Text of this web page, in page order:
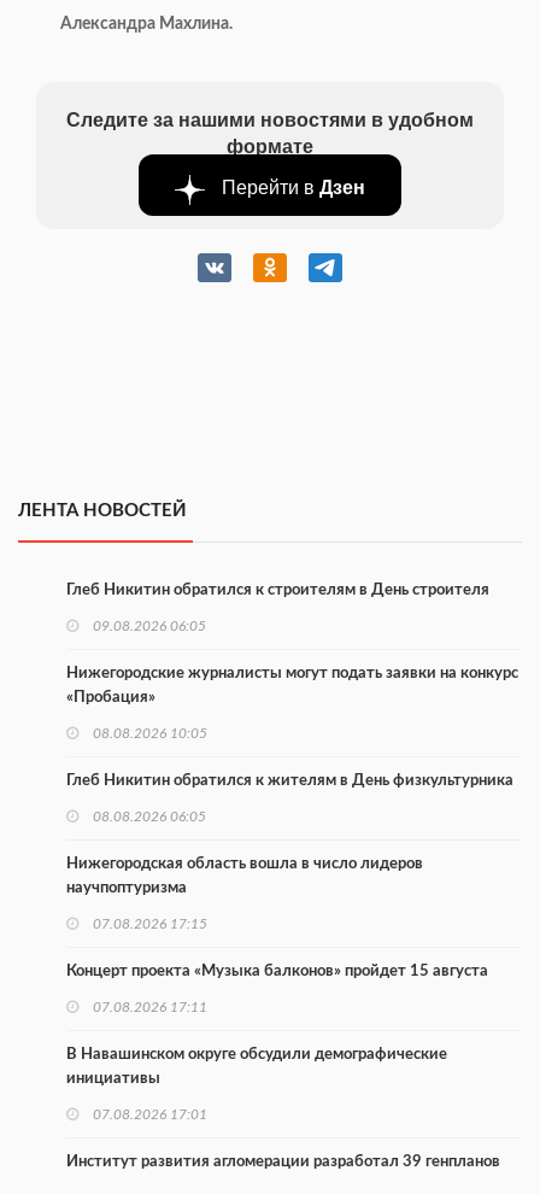
Александра Махлина.
Следите за нашими новостями в удобном
формате
Перейти в Дзен
ЛЕНТА НОВОСТЕЙ
Глеб Никитин обратился к строителям в День строителя
09.08.2026 06:05
Нижегородские журналисты могут подать заявки на конкурс
«Пробация»
08.08.2026 10:05
Глеб Никитин обратился к жителям в День физкультурника
08.08.2026 06:05
Нижегородская область вошла в число лидеров
научпоптуризма
07.08.2026 17:15
Концерт проекта «Музыка балконов» пройдет 15 августа
07.08.2026 17:11
В Навашинском округе обсудили демографические
инициативы
07.08.2026 17:01
Институт развития агломерации разработал 39 генпланов